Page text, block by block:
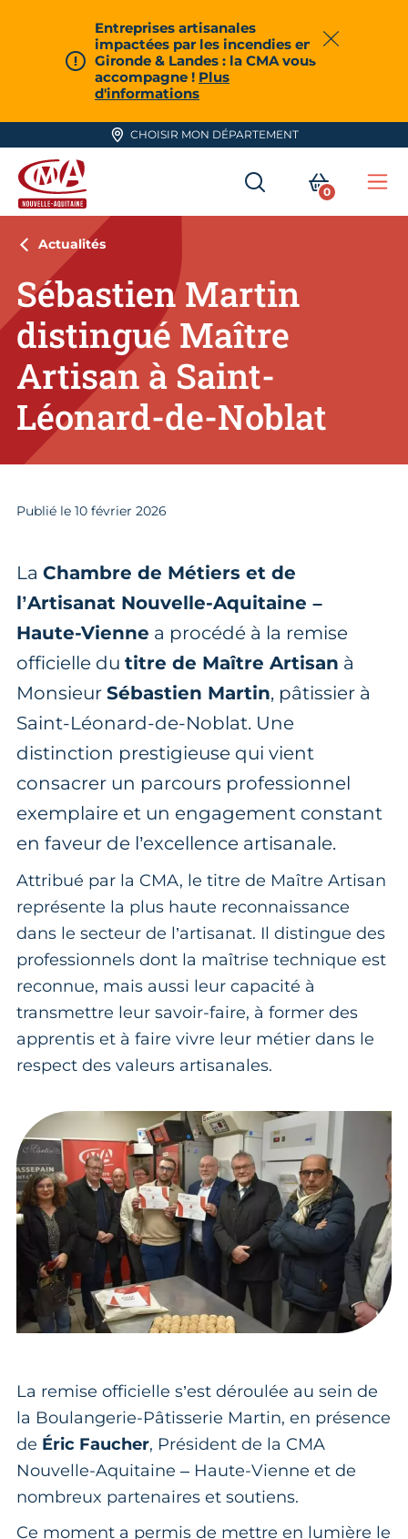
Entreprises artisanales
impactées par les incendies en
Gironde & Landes : la CMA vous
accompagne ! Plus
d'informations
Fermer
CHOISIR MON DÉPARTEMENT
CMA Nouvelle-Aquitaine
RECHERCHER
MON
0
Actualités
Sébastien Martin
distingué Maître
Artisan à Saint-
Léonard-de-Noblat
Publié le 10 février 2026
La Chambre de Métiers et de
l’Artisanat Nouvelle-Aquitaine –
Haute-Vienne a procédé à la remise
officielle du titre de Maître Artisan à
Monsieur Sébastien Martin, pâtissier à
Saint-Léonard-de-Noblat. Une
distinction prestigieuse qui vient
consacrer un parcours professionnel
exemplaire et un engagement constant
en faveur de l’excellence artisanale.
Attribué par la CMA, le titre de Maître Artisan
représente la plus haute reconnaissance
dans le secteur de l’artisanat. Il distingue des
professionnels dont la maîtrise technique est
reconnue, mais aussi leur capacité à
transmettre leur savoir-faire, à former des
apprentis et à faire vivre leur métier dans le
respect des valeurs artisanales.
La remise officielle s’est déroulée au sein de
la Boulangerie-Pâtisserie Martin, en présence
de Éric Faucher, Président de la CMA
Nouvelle-Aquitaine – Haute-Vienne et de
nombreux partenaires et soutiens.
Ce moment a permis de mettre en lumière le